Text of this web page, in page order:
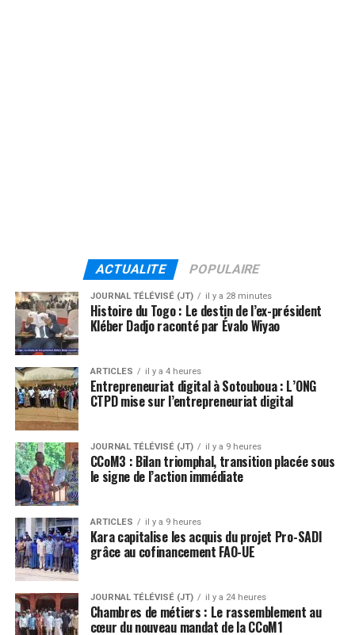
ACTUALITE POPULAIRE
JOURNAL TÉLÉVISÉ (JT) il y a 28 minutes
Histoire du Togo : Le destin de l’ex-président
Kléber Dadjo raconté par Évalo Wiyao
ARTICLES il y a 4 heures
Entrepreneuriat digital à Sotouboua : L’ONG
CTPD mise sur l’entrepreneuriat digital
JOURNAL TÉLÉVISÉ (JT) il y a 9 heures
CCoM3 : Bilan triomphal, transition placée sous
le signe de l’action immédiate
ARTICLES il y a 9 heures
Kara capitalise les acquis du projet Pro-SADI
grâce au cofinancement FAO-UE
JOURNAL TÉLÉVISÉ (JT) il y a 24 heures
Chambres de métiers : Le rassemblement au
cœur du nouveau mandat de la CCoM1